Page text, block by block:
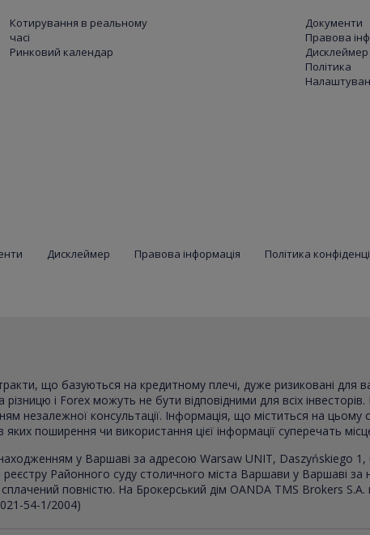
Котирування в реальному
часі
Ринковий календар
Документи
Правова
Дисклеймер
Політика
Дисклеймер Правова інформація Політика
що базуються на кредитному плечі, дуже ризиковані для
і Forex можуть не бути відповідними для всіх
незалежної консультації. Інформація, що міститься на
поширення чи використання цієї інформації суперечать
у Варшаві за адресою Warsaw UNIT, Daszyńskiego
реєстру Районного суду столичного міста Варшави у Варшаві
повністю. На Брокерський дім OANDA TMS Brokers
54-1/2004)